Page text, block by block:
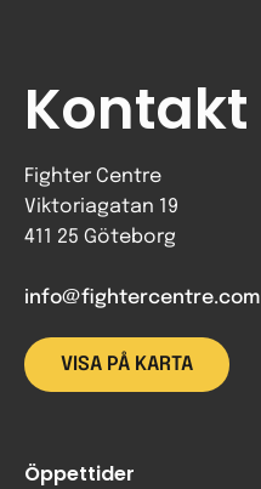
Kontakt
Fighter Centre
Viktoriagatan 19
411 25 Göteborg
info@fightercentre.com
VISA PÅ KARTA
Öppettider